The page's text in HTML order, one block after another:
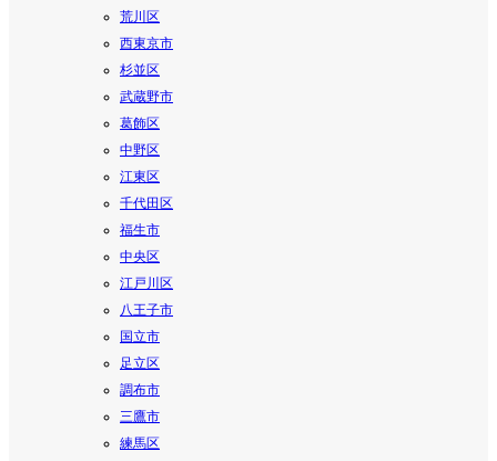
荒川区
西東京市
杉並区
武蔵野市
葛飾区
中野区
江東区
千代田区
福生市
中央区
江戸川区
八王子市
国立市
足立区
調布市
三鷹市
練馬区